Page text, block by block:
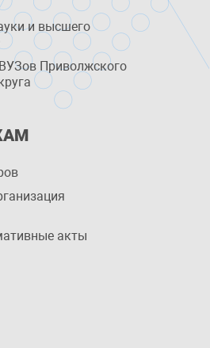
и высшего
Приволжского
акты